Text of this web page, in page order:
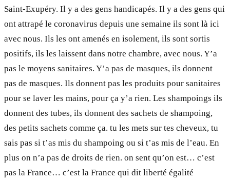
Saint-Exupéry. Il y a des gens handicapés. Il y a des gens qui
ont attrapé le coronavirus depuis une semaine ils sont là ici
avec nous. Ils les ont amenés en isolement, ils sont sortis
positifs, ils les laissent dans notre chambre, avec nous. Y’a
pas le moyens sanitaires. Y’a pas de masques, ils donnent
pas de masques. Ils donnent pas les produits pour sanitaires
pour se laver les mains, pour ça y’a rien. Les shampoings ils
donnent des tubes, ils donnent des sachets de shampoing,
des petits sachets comme ça. tu les mets sur tes cheveux, tu
sais pas si t’as mis du shampoing ou si t’as mis de l’eau. En
plus on n’a pas de droits de rien. on sent qu’on est… c’est
pas la France… c’est la France qui dit liberté égalité